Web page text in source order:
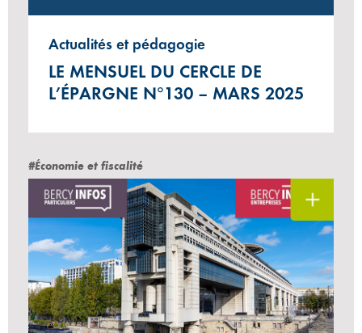
Actualités et pédagogie
LE MENSUEL DU CERCLE DE
L’ÉPARGNE N°130 – MARS 2025
#Économie et fiscalité